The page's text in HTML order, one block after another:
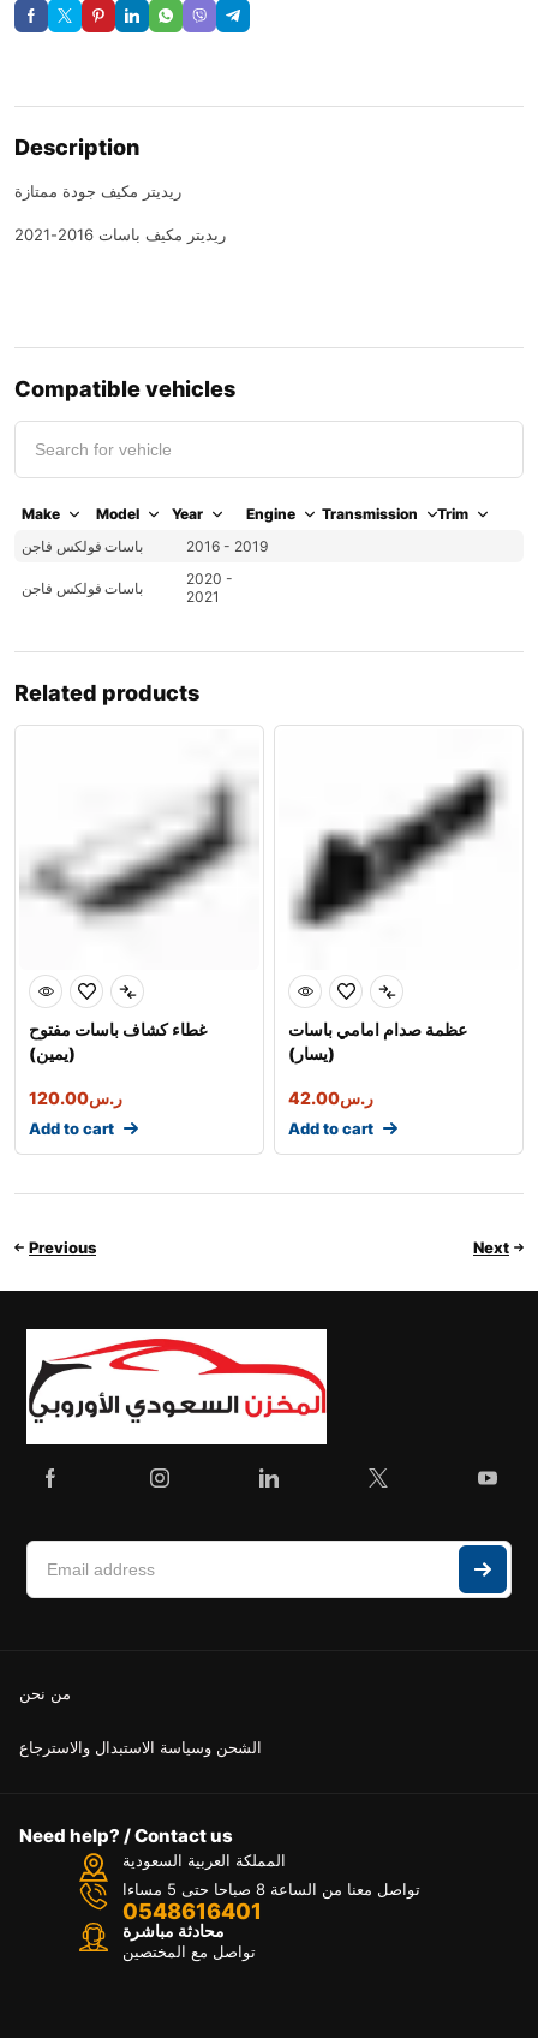
Description
ريديتر مكيف جودة ممتازة
ريديتر مكيف باسات 2016-2021
Compatible vehicles
Make Model Year Engine Transmission
Trim
فولكس فاجن باسات 2016 - 2019
فولكس فاجن باسات
2020 -
2021
Related products
غطاء كشاف باسات مفتوح
(يمين)
ر.س120.00
Add to cart
عظمة صدام امامي باسات
(يسار)
ر.س42.00
Add to cart
Previous Next
من نحن
الشحن وسياسة الاستبدال والاسترجاع
Need help? / Contact us
المملكة العربية السعودية
تواصل معنا من الساعة 8 صباحا حتى 5 مساءا
0548616401
محادثة مباشرة
تواصل مع المختصين